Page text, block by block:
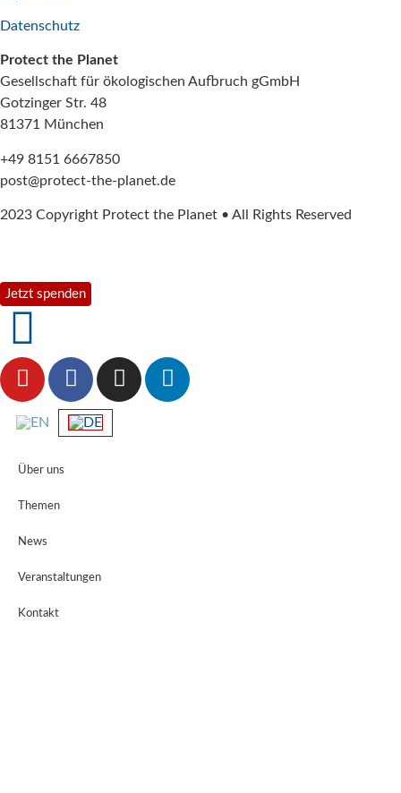
Datenschutz
Protect the Planet
Gesellschaft für ökologischen Aufbruch gGmbH
Gotzinger Str. 48
81371 München
+49 8151 6667850
post@protect-the-planet.de
2023 Copyright Protect the Planet • All Rights Reserved
Jetzt spenden
Über uns
Themen
News
Veranstaltungen
Kontakt